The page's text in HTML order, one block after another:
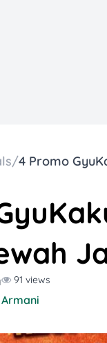
/
91 views